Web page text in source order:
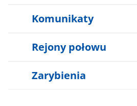
Komunikaty
Rejony połowu
Zarybienia